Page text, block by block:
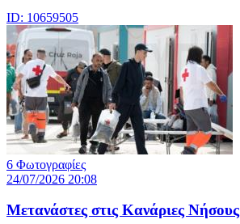
ID: 10659505
6 Φωτογραφίες
24/07/2026 20:08
Μετανάστες στις Κανάριες Νήσους